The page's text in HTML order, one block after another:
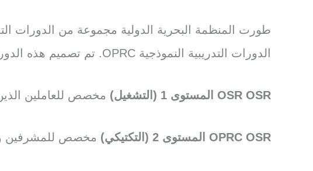
طورت المنظمة البحرية الدولية مجموعة من الدورات
الدورات التدريبية النموذجية OPRC. تم تصميم هذه الدورات وتطويرها من قبل مجموعة دولية من الخبراء من الحكومات والصناعة.
OSR OSR المستوى 1 (التشغيل) مخصص للعاملين
OPRC OSR المستوى 2 (التكتيكي) مخصص للمشرفين